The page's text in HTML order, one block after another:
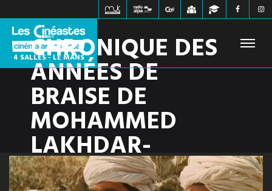
4 SALLES - LE MANS
FILMS À L'AFFICHE PROCHAINEMENT
JEUNE PUBLIC ÉVÉNEMENTS
INFOS PRATIQUES CONTACT
CHRONIQUE DES
ANNÉES DE
BRAISE DE
MOHAMMED
LAKHDAR-
HAMINA